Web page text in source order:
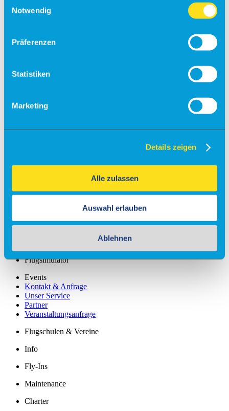
Notwendig
Präferenzen
Statistiken
Marketing
Details zeigen
Alle zulassen
Auswahl erlauben
Ablehnen
Check-in
Gepäck
Allgemein
Fundsachen
Info
Besucherführungen
Rundflüge
Flugsimulator
Events
Kontakt & Anfrage
Unser Service
Partner
Veranstaltungsanfrage
Flugschulen & Vereine
Info
Fly-Ins
Maintenance
Charter